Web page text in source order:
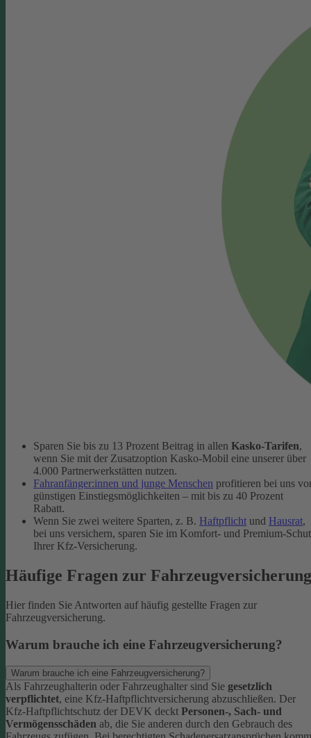
Sparen Sie bis zu 13 Prozent Beitrag in allen Kasko-Tarifen,
wenn Sie mit der Zusatzoption Kasko-Mobil eine unserer über
4.000 Partnerwerkstätten nutzen.
Fahranfänger:innen und junge Menschen profitieren bei uns
günstigen Einstiegsmöglichkeiten – mit bis zu 40 Prozent
Rabatt.
Wenn Sie zwei weitere Sparten, z. B. Haftpflicht und Hausrat,
bei uns versichern, sparen Sie im Komfort- und Premium-
Ihrer Kfz-Versicherung.
Häufige Fragen zur Fahrzeugversicherung
Hier finden Sie Antworten auf häufig gestellte Fragen zur
Fahrzeugversicherung.
Warum brauche ich eine Fahrzeugversicherung?
Warum brauche ich eine Fahrzeugversicherung?
Als Fahrzeughalterin oder Fahrzeughalter sind Sie gesetzlich
verpflichtet, eine Kfz-Haftpflichtversicherung abzuschließen. Der
Kfz-Haftpflichtschutz der DEVK deckt Personen-, Sach- und
Vermögensschäden ab, die Sie anderen durch den Gebrauch des